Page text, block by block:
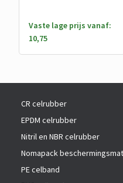
Vaste lage prijs vanaf:
10,75
CR celrubber
EPDM celrubber
Nitril en NBR celrubber
Nomapack
PE celband